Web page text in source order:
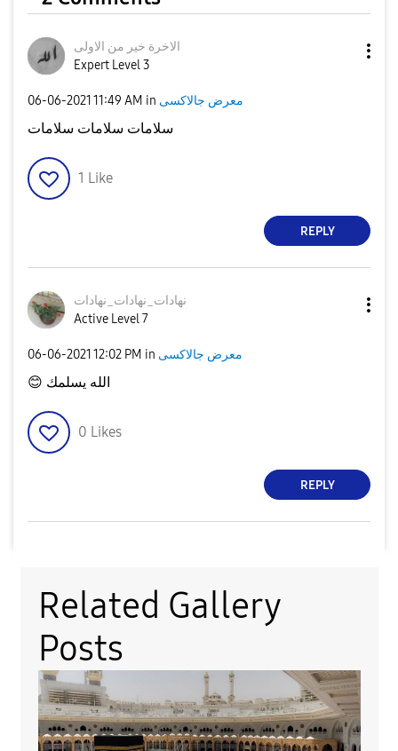
الاخرة خير من الاولى
Expert Level 3
‎06-06-2021 11:49 AM in معرض جالاكسى
سلامات سلامات سلامات
1 Like
REPLY
نهادات_نهادات_نهادات
Active Level 7
‎06-06-2021 12:02 PM in معرض جالاكسى
😊 الله يسلمك
0 Likes
REPLY
Related Gallery
Posts